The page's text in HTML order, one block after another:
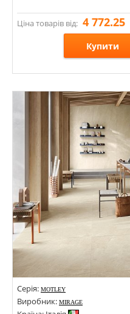
Ціна товарів від: 4 772.25
Купити
Розміри: 1200х1200; 600х1200;
Стилі: Під мармур; Під камінь;
Серія: MOTLEY
Виробник: MIRAGE